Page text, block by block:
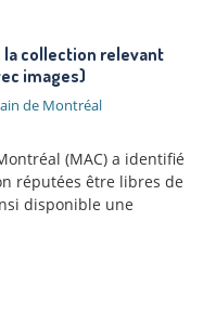
la collection relevant
images)
de Montréal
(MAC) a identifié
réputées être libres de
disponible une